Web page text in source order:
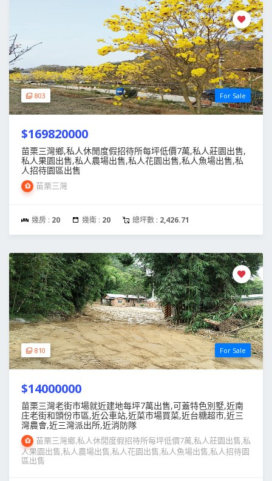
803 For Sale
$169820000
苗栗三灣鄉,私人休閒度假招待所每坪低價7萬,私人莊園出售,
私人果園出售,私人農場出售,私人花園出售,私人魚場出售,私
人招待園區出售
苗栗三灣
幾房 : 20 幾衛 : 20 總坪數 : 2,426.71
810 For Sale
$14000000
苗栗三灣老街市場就近建地每坪7萬出售,可蓋特色別墅,近南
庄老街和頭份市區,近公車站,近菜市場買菜,近台糖超市,近三
灣農會,近三灣派出所,近消防隊
苗栗三灣鄉,私人休閒度假招待所每坪低價7萬,私人莊園出售,私
人果園出售,私人農場出售,私人花園出售,私人魚場出售,私人招待園
區出售